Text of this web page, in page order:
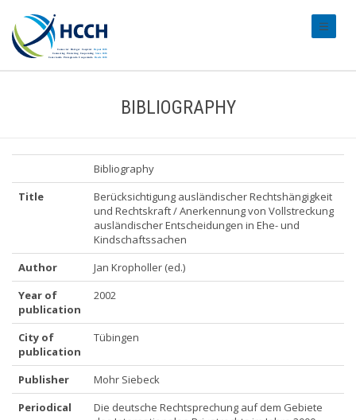
BIBLIOGRAPHY
Bibliography
Title
Berücksichtigung ausländischer Rechtshängigkeit
und Rechtskraft / Anerkennung von Vollstreckung
ausländischer Entscheidungen in Ehe- und
Kindschaftssachen
Author
Jan Kropholler (ed.)
Year of
publication
2002
City of
publication
Tübingen
Publisher
Mohr Siebeck
Periodical
Die deutsche Rechtsprechung auf dem Gebiete